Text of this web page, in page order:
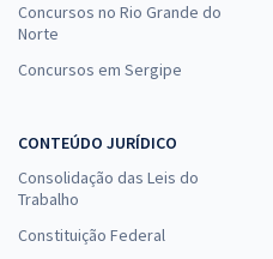
Concursos no Rio Grande do
Norte
Concursos em Sergipe
CONTEÚDO JURÍDICO
Consolidação das Leis do
Trabalho
Constituição Federal